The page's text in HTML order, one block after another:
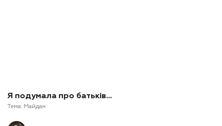
Я подумала про батьків…
Тема: Майдан